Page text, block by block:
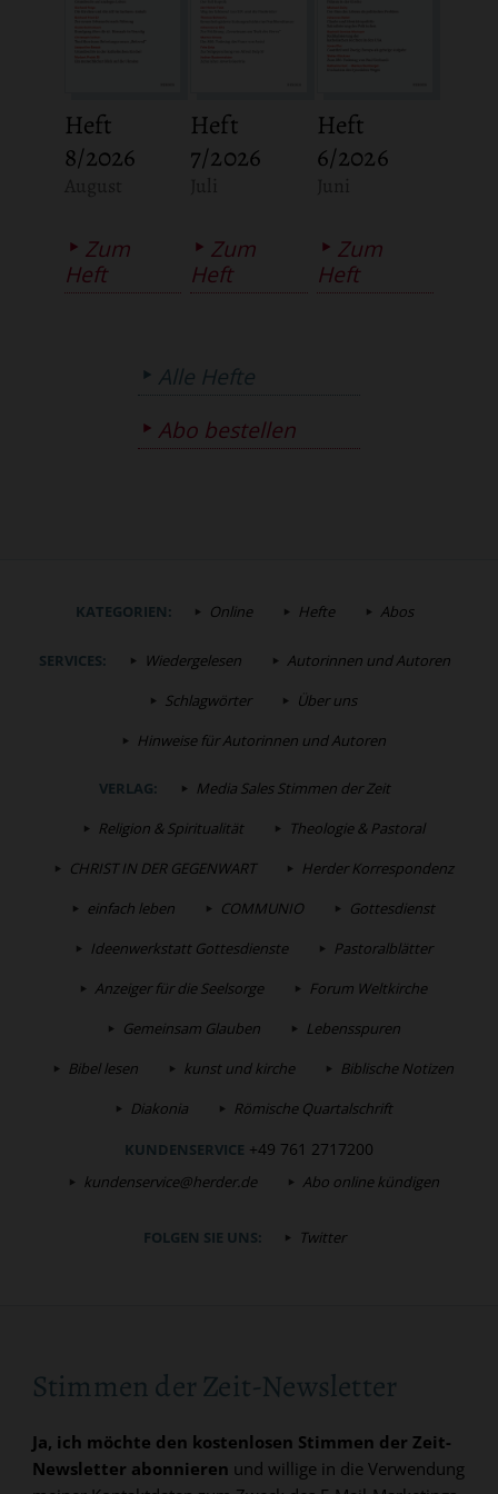
Heft
8/2026
Zum
Heft
Heft
7/2026
Zum
Heft
Heft
6/2026
Zum
Heft
Alle Hefte
Abo bestellen
KATEGORIEN: Online Hefte Abos
SERVICES: Wiedergelesen
Autorinnen und Autoren
Schlagwörter
Über uns
Hinweise für Autorinnen und Autoren
VERLAG:
Media Sales Stimmen der Zeit
Religion & Spiritualität
Theologie & Pastoral
CHRIST IN DER GEGENWART
Herder Korrespondenz
einfach leben
COMMUNIO
Gottesdienst
Ideenwerkstatt Gottesdienste
Pastoralblätter
Anzeiger für die Seelsorge
Forum Weltkirche
Gemeinsam Glauben
Lebensspuren
Bibel lesen
kunst und kirche
Biblische Notizen
Diakonia
Römische Quartalschrift
KUNDENSERVICE +49 761 2717200
kundenservice@herder.de Abo online kündigen
FOLGEN SIE UNS: Twitter
Stimmen der Zeit-Newsletter
Ja, ich möchte den kostenlosen Stimmen der Zeit-
Newsletter abonnieren und willige in die Verwendung